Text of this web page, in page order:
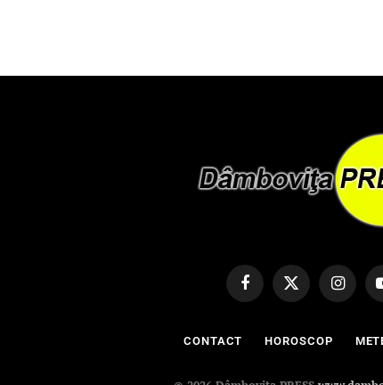
FacebookX
(Twitter)
CONTACT HOROSCOP